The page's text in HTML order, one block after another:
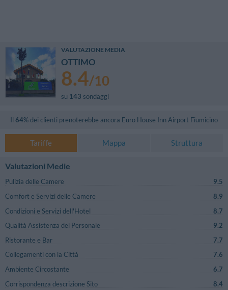
VALUTAZIONE MEDIA
OTTIMO
8.4/10
su 143 sondaggi
Il 64% dei clienti prenoterebbe ancora Euro House Inn Airport Fiumicino
Tariffe Mappa Struttura
Valutazioni Medie
Pulizia delle Camere
9.5
Comfort e Servizi delle Camere
8.9
Condizioni e Servizi dell'Hotel
8.7
Qualità Assistenza del Personale
9.2
Ristorante e Bar
7.7
Collegamenti con la Città
7.6
Ambiente Circostante
6.7
Corrispondenza descrizione Sito
8.4